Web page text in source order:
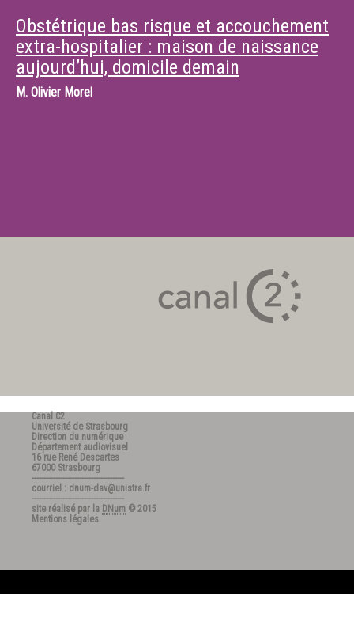
Obstétrique bas risque et accouchement
extra-hospitalier : maison de naissance
aujourd’hui, domicile demain
M. Olivier Morel
Canal C2
Université de Strasbourg
Direction du numérique
Département audiovisuel
16 rue René Descartes
67000 Strasbourg
---------------------------------------
courriel : dnum-dav@unistra.fr
---------------------------------------
site réalisé par la DNum © 2015
Mentions légales